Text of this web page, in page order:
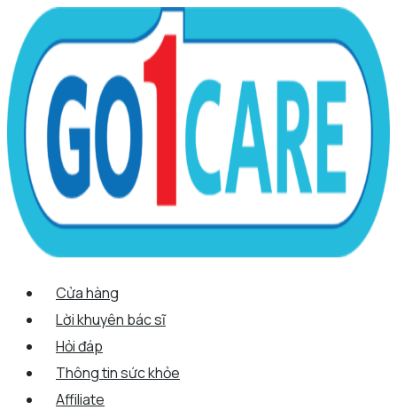
nội
dung
Menu
Cửa hàng
Lời khuyên bác sĩ
Hỏi đáp
Thông tin sức khỏe
Affiliate
Tên*
Email*
Trang
web
Scroll
Up